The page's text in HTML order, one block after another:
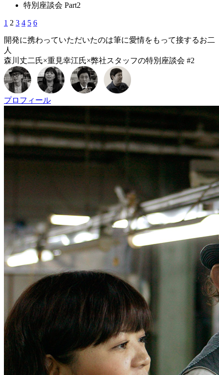
特別座談会 Part2
1 2 3 4 5 6
開発に携わっていただいたのは筆に愛情をもって接するお二
人
森川丈二氏×重見幸江氏×弊社スタッフの特別座談会 #2
プロフィール